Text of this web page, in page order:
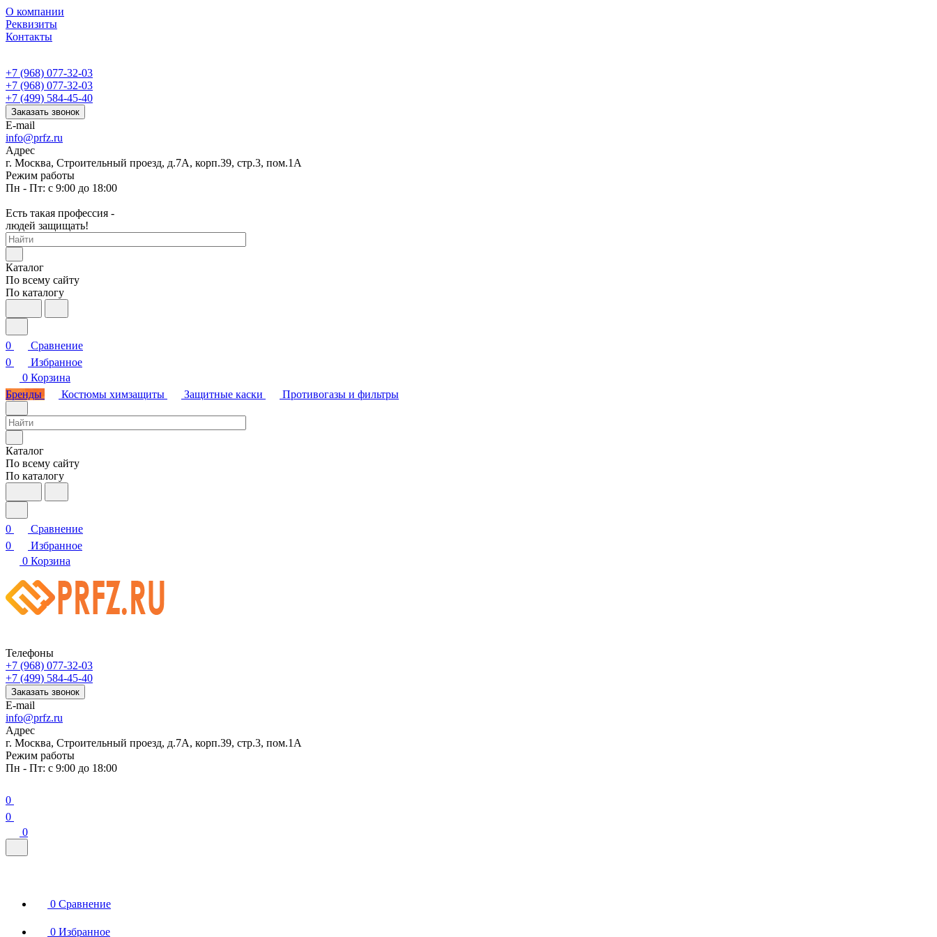
О компании
Реквизиты
Контакты
+7 (968) 077-32-03
+7 (968) 077-32-03
+7 (499) 584-45-40
Заказать звонок
E-mail
info@prfz.ru
Адрес
г. Москва, Строительный проезд, д.7А, корп.39, стр.3, пом.1А
Режим работы
Пн - Пт: с 9:00 до 18:00
Есть такая профессия -
людей защищать!
Каталог
По всему сайту
По каталогу
0
Сравнение
0
Избранное
0 Корзина
Бренды
Костюмы химзащиты Защитные каски Противогазы и фильтры
Каталог
По всему сайту
По каталогу
0
Сравнение
0
Избранное
0 Корзина
Телефоны
+7 (968) 077-32-03
+7 (499) 584-45-40
Заказать звонок
E-mail
info@prfz.ru
Адрес
г. Москва, Строительный проезд, д.7А, корп.39, стр.3, пом.1А
Режим работы
Пн - Пт: с 9:00 до 18:00
0
0
0
0 Сравнение
0 Избранное